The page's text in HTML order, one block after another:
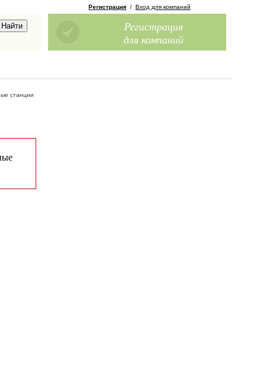
Регистрация / Вход для компаний
Регистрация
для компаний
станции